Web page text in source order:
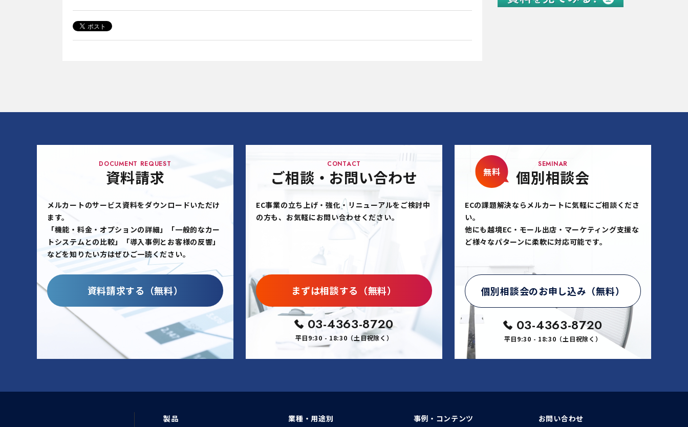
DOCUMENT REQUEST
資料請求
メルカートのサービス資料をダウンロードいただけ
ます。
「機能・料金・オプションの詳細」「一般的なカー
トシステムとの比較」「導入事例とお客様の反響」
などを知りたい方はぜひご一読ください。
資料請求する（無料）
CONTACT
ご相談・お問い合わせ
EC事業の立ち上げ・強化・リニューアルをご検討中
の方も、お気軽にお問い合わせください。
まずは相談する（無料）
03-4363-8720
平日9:30 - 18:30（土日祝除く）
SEMINAR
個別相談会
無料
ECの課題解決ならメルカートに気軽にご相談くださ
い。
他にも越境EC・モール出店・マーケティング支援な
ど様々なパターンに柔軟に対応可能です。
個別相談会のお申し込み（無料）
03-4363-8720
平日9:30 - 18:30（土日祝除く）
製品 業種・用途別 事例・コンテンツ お問い合わせ